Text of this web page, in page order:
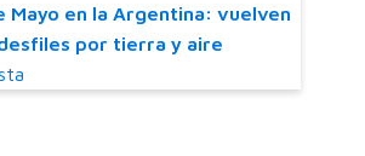
Mayo en la Argentina: vuelven
por tierra y aire